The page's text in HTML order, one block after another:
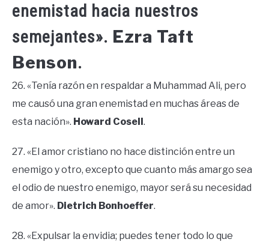
enemistad hacia nuestros
semejantes». Ezra Taft
Benson.
26. «Tenía razón en respaldar a Muhammad Ali, pero
me causó una gran enemistad en muchas áreas de
esta nación». Howard Cosell.
27. «El amor cristiano no hace distinción entre un
enemigo y otro, excepto que cuanto más amargo sea
el odio de nuestro enemigo, mayor será su necesidad
de amor». Dietrich Bonhoeffer.
28. «Expulsar la envidia; puedes tener todo lo que